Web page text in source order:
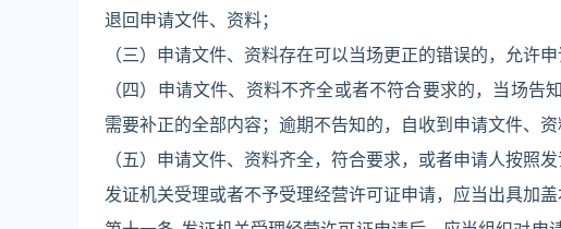
退回申请文件、资料；
（三）申请文件、资料存在可以当场更正的错误的，允许
（四）申请文件、资料不齐全或者不符合要求的，当场
需要补正的全部内容；逾期不告知的，自收到申请文件、资
（五）申请文件、资料齐全，符合要求，或者申请人按照
发证机关受理或者不予受理经营许可证申请，应当出具加